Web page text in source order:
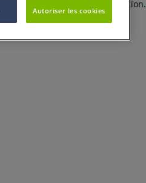
fiable, durable et simple d’utilisation.
Autoriser les cookies